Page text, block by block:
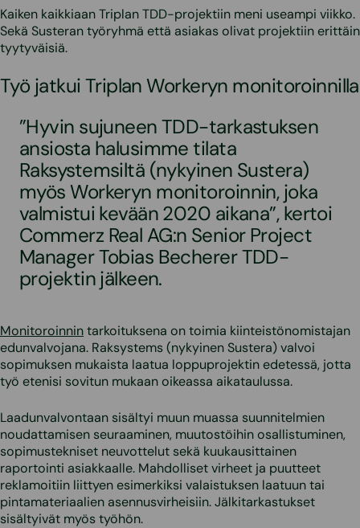
Kaiken kaikkiaan Triplan TDD-projektiin meni useampi viikko.
Sekä Susteran työryhmä että asiakas olivat projektiin erittäin
tyytyväisiä.
Työ jatkui Triplan Workeryn monitoroinnilla
”Hyvin sujuneen TDD-tarkastuksen
ansiosta halusimme tilata
Raksystemsiltä (nykyinen Sustera)
myös Workeryn monitoroinnin, joka
valmistui kevään 2020 aikana”, kertoi
Commerz Real AG:n Senior Project
Manager Tobias Becherer TDD-
projektin jälkeen.
Monitoroinnintarkoituksena on toimia kiinteistönomistajan
edunvalvojana. Raksystems (nykyinen Sustera) valvoi
sopimuksen mukaista laatua loppuprojektin edetessä, jotta
työ etenisi sovitun mukaan oikeassa aikataulussa.
Laadunvalvontaan sisältyi muun muassa suunnitelmien
noudattamisen seuraaminen, muutostöihin osallistuminen,
sopimustekniset neuvottelut sekä kuukausittainen
raportointi asiakkaalle. Mahdolliset virheet ja puutteet
reklamoitiin liittyen esimerkiksi valaistuksen laatuun tai
pintamateriaalien asennusvirheisiin. Jälkitarkastukset
sisältyivät myös työhön.